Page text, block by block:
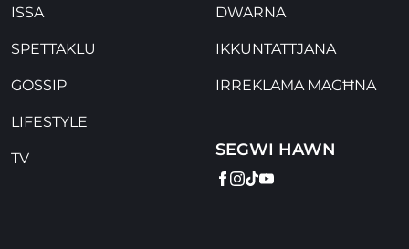
ISSA
SPETTAKLU
GOSSIP
LIFESTYLE
TV
DWARNA
IKKUNTATTJANA
IRREKLAMA MAGĦNA
SEGWI HAWN
FACEBOOK
INSTAGRAM
TIKTOK
YOUTUBE